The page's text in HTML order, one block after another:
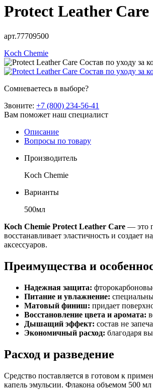
Protect Leather
арт.77709500
Koch Chemie
Сомневаетесь в выборе?
Звоните: +7 (800) 234-56-41
Вам поможет наш специалист
Описание
Вопросы по товару
Производитель
Koch Chemie
Варианты
500мл
Koch Chemie Protect Leather Care — это
восстанавливает эластичность и
аксессуаров.
Преимущества и
Надежная защита:
Питание и увлажнение:
Матовый финиш: придает
Восстановление цвета и аромата:
Дышащий эффект: состав не
Экономичный расход: благодаря
Расход и разведение
Средство поставляется в готовом к
капель эмульсии. Флакона объемом 500 мл